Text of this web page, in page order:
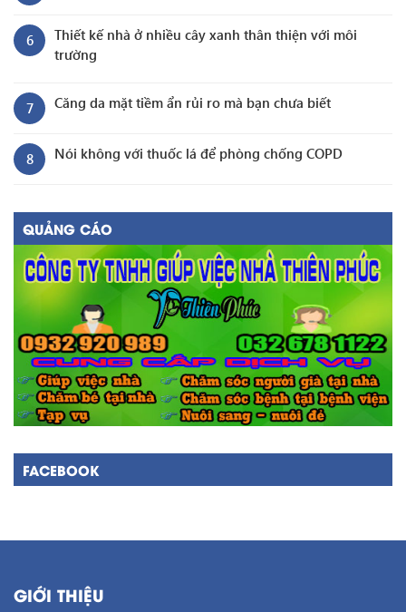
6
Thiết kế nhà ở nhiều cây xanh thân thiện với môi
trường
7 Căng da mặt tiềm ẩn rủi ro mà bạn chưa biết
8 Nói không với thuốc lá để phòng chống COPD
QUẢNG CÁO
FACEBOOK
GIỚI THIỆU